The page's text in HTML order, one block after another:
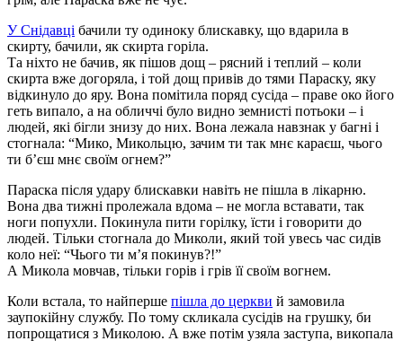
У Снідавці бачили ту одиноку блискавку, що вдарила в
скирту, бачили, як скирта горіла.
Та ніхто не бачив, як пішов дощ – рясний і теплий – коли
скирта вже догоряла, і той дощ привів до тями Параску, яку
відкинуло до яру. Вона помітила поряд сусіда – праве око його
геть випало, а на обличчі було видно земнисті потьоки – і
людей, які бігли знизу до них. Вона лежала навзнак у багні і
стогнала: “Мико, Микольцю, зачим ти так мнє караєш, чього
ти б’єш мнє своїм огнем?”
Параска після удару блискавки навіть не пішла в лікарню.
Вона два тижні пролежала вдома – не могла вставати, так
ноги попухли. Покинула пити горілку, їсти і говорити до
людей. Тільки стогнала до Миколи, який той увесь час сидів
коло неї: “Чього ти м’я покинув?!”
А Микола мовчав, тільки горів і грів її своїм вогнем.
Коли встала, то найперше пішла до церкви й замовила
заупокійну службу. По тому скликала сусідів на грушку, би
попрощатися з Миколою. А вже потім узяла заступа, викопала